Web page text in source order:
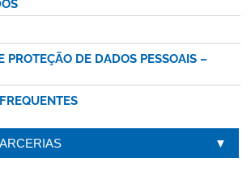
PROTEÇÃO DE DADOS PESSOAIS –